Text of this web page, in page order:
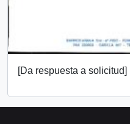
[Da respuesta a solicitud]